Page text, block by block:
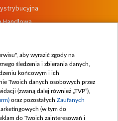
Handlowa
wewnętrznych
aby wyrazić zgody na
śledzenia i zbierania danych,
końcowym i ich
Twoich danych osobowych przez
(zwaną dalej również „TVP”),
oraz pozostałych Zaufanych
(w tym do
do Twoich zainteresowań i